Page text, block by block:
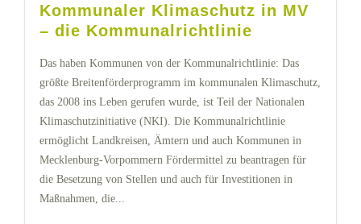
Kommunaler Klimaschutz in MV
– die Kommunalrichtlinie
Das haben Kommunen von der Kommunalrichtlinie: Das
größte Breitenförderprogramm im kommunalen Klimaschutz,
das 2008 ins Leben gerufen wurde, ist Teil der Nationalen
Klimaschutzinitiative (NKI). Die Kommunalrichtlinie
ermöglicht Landkreisen, Ämtern und auch Kommunen in
Mecklenburg-Vorpommern Fördermittel zu beantragen für
die Besetzung von Stellen und auch für Investitionen in
Maßnahmen, die...